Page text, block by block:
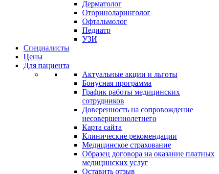
Дерматолог
Оториноларинголог
Офтальмолог
Педиатр
УЗИ
Специалисты
Цены
Для пациента
Актуальные акции и льготы
Бонусная программа
График работы медицинских
сотрудников
Доверенность на сопровождение
несовершеннолетнего
Карта сайта
Клинические рекомендации
Медицинское страхование
Образец договора на оказание платных
медицинских услуг
Оставить отзыв